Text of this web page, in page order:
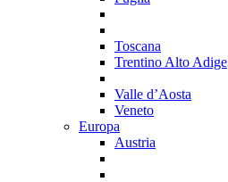
Toscana
Trentino Alto Adige
Valle d’Aosta
Veneto
Europa
Austria